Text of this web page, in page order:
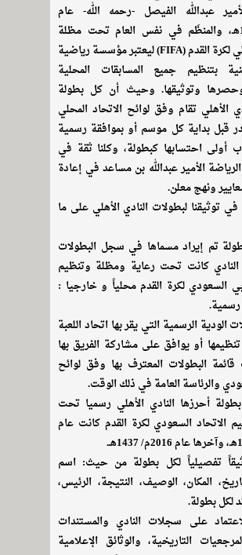
عبدالله الفيصل -رحمه الله- عام
1956م/1375هـ، والمنظَم في نفس العام تحت مظلة
الإتحاد الدولي لكرة القدم (FIFA) ليعتبر مؤسسة رياضية
بتنظيم جميع المسابقات المحلية
وحصرها وتوثيقها. وحيث أن كل بطولة
الأهلي تقام وفق لوائح الاتحاد المحلي
قبل بداية كل موسم أو بموافقة رسمية
أولى احتسابها كبطولة، وكلنا ثقة في
الأمير عبدالله بن مساعد في إعادة
ونهج معلن.
في توثيقنا لبطولات النادي الأهلي على ما
تم إيراد مسماها في سجل البطولات
النادي كانت تحت رعاية ومظلة وتنظيم
السعودي لكرة القدم محلياً و خارجيا :
رسمية.
الودية الرسمية التي يقر بها اتحاد اللعبة
أو يوافق على مشاركة الفريق بها
البطولات المعترف بها وفق لوائح
والرئاسة العامة في ذلك الوقت.
أحرزها النادي الأهلي رسميا تحت
الاتحاد السعودي لكرة القدم كانت عام
تفصيلياً لكل بطولة من حيث: اسم
المكان، الوصيف، النتيجة، الرئيس،
لكل بطولة.
على سجلات النادي والمستندات
التاريخية، والوثائق الإعلامية